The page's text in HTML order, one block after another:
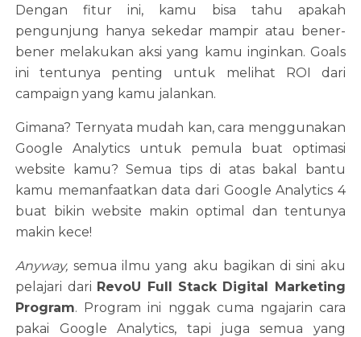
Dengan fitur ini, kamu bisa tahu apakah
pengunjung hanya sekedar mampir atau bener-
bener melakukan aksi yang kamu inginkan. Goals
ini tentunya penting untuk melihat ROI dari
campaign yang kamu jalankan.
Gimana? Ternyata mudah kan, cara menggunakan
Google Analytics untuk pemula buat optimasi
website kamu? Semua tips di atas bakal bantu
kamu memanfaatkan data dari Google Analytics 4
buat bikin website makin optimal dan tentunya
makin kece!
Anyway, semua ilmu yang aku bagikan di sini aku
pelajari dari RevoU Full Stack Digital Marketing
Program. Program ini nggak cuma ngajarin cara
pakai Google Analytics, tapi juga semua yang